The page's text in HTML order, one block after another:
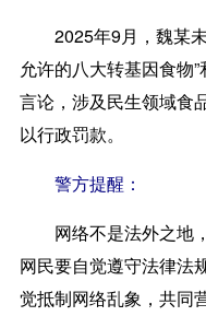
2025年9月，魏某未
允许的八大转基因食物
言论，涉及民生领域食
以行政罚款。
警方提醒：
网络不是法外之地，
网民要自觉遵守法律法
觉抵制网络乱象，共同